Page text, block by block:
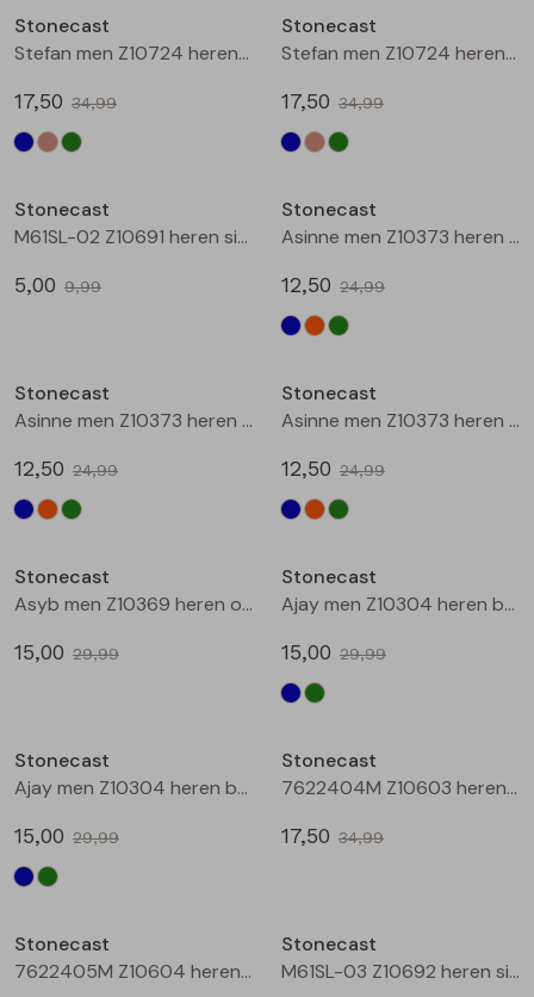
Blouses lange mouw
Sweatshirts
Jackjes
Blazers
Bermuda's
Bermuda's
Lange broek
Jackjes
Jassen
Rokken
Lange broeken
Lange broeken
Leggings
Tops
Vesten
Stonecast
Stefan men Z10724 heren bermuda Zand
17,50 34,99
Stonecast
Stefan men Z10724 heren bermuda Army
17,50 34,99
Stonecast
M61SL-02 Z10691 heren singlet Marine
5,00 9,99
Stonecast
Asinne men Z10373 heren polo Marine
12,50 24,99
Stonecast
Asinne men Z10373 heren polo Oranje
12,50 24,99
Stonecast
Asinne men Z10373 heren polo Groen
12,50 24,99
Stonecast
Asyb men Z10369 heren overhemd km Groen mos
15,00 29,99
Stonecast
Ajay men Z10304 heren bermuda Marine
15,00 29,99
Stonecast
Ajay men Z10304 heren bermuda Groen donker
15,00 29,99
Stonecast
7622404M Z10603 heren overhemd km Marine
17,50 34,99
Stonecast
7622405M Z10604 heren overhemd km Marine
Stonecast
M61SL-03 Z10692 heren singlet Marine